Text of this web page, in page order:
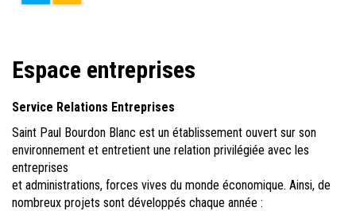
Espace entreprises
Service Relations Entreprises
Saint Paul Bourdon Blanc est un établissement ouvert sur son
environnement et entretient une relation privilégiée avec les
entreprises
et administrations, forces vives du monde économique. Ainsi, de
nombreux projets sont développés chaque année :